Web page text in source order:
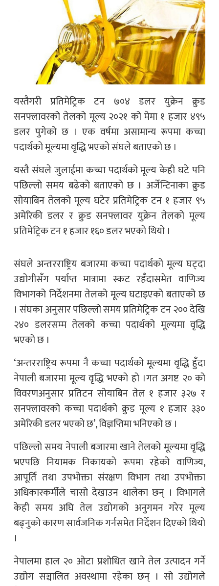
यस्तैगरी प्रतिमेट्रिक टन ७०४ डलर युक्रेन क्रुड
सनफ्लावरको तेलको मूल्य २०२१ को मेमा १ हजार ४९५
डलर पुगेको छ । एक वर्षमा असामान्य रूपमा कच्चा
पदार्थको मूल्यमा वृद्धि भएको संघले बताएको छ ।
यस्तै संघले जुलाईमा कच्चा पदार्थको मूल्य केही घटे पनि
पछिल्लो समय बढेको बताएको छ । अर्जेन्टिनाका क्रुड
सोयाबिन तेलको मूल्य घटेर प्रतिमेट्रिक टन १ हजार ९५
अमेरिकी डलर र क्रुड सनफ्लावर युक्रेन तेलको मूल्य
प्रतिमेट्रिक टन १ हजार १६० डलर भएको थियो ।
संघले अन्तरराष्ट्रिय बजारमा कच्चा पदार्थको मूल्य घट्दा
उद्योगीसँग पर्याप्त मात्रामा स्कट रहँदासमेत वाणिज्य
विभागको निर्देशनमा तेलको मूल्य घटाइएको बताएको छ
। संघका अनुसार पछिल्लो समय प्रतिमेट्रिक टन २०० देखि
२४० डलरसम्म तेलको कच्चा पदार्थको मूल्यमा वृद्धि
भएको छ ।
‘अन्तरराष्ट्रिय रूपमा नै कच्चा पदार्थको मूल्यमा वृद्धि हुँदा
नेपाली बजारमा मूल्य वृद्धि भएको हो ।गत अगष्ट २० को
विवरणअनुसार प्रतिटन सोयाबिन तेल १ हजार ३२७ र
सनफ्लावरको कच्चा पदार्थको क्रुड मूल्य १ हजार ३३०
अमेरिकी डलर भएको छ’, विज्ञप्तिमा भनिएको छ ।
पछिल्लो समय नेपाली बजारमा खाने तेलको मूल्यमा वृद्धि
भएपछि नियामक निकायको रूपमा रहेको वाणिज्य,
आपूर्ति तथा उपभोक्ता संरक्षण विभाग तथा उपभोक्ता
अधिकारकर्मीले चासो देखाउन थालेका छन् । विभागले
केही समय अघि तेल उद्योगको अनुगमन गरेर मूल्य
बढ्नुको कारण सार्वजनिक गर्नसमेत निर्देशन दिएको थियो
।
नेपालमा हाल २० ओटा प्रशोधित खाने तेल उत्पादन गर्ने
उद्योग सञ्चालित अवस्थामा रहेका छन् । सो उद्योगले